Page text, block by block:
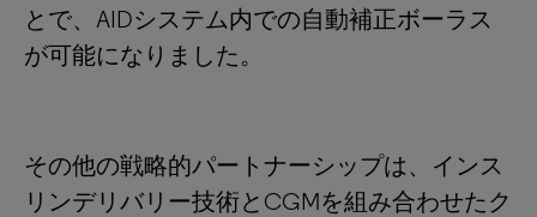
とで、AIDシステム内での自動補正ボーラス
が可能になりました。
その他の戦略的パートナーシップは、インス
リンデリバリー技術とCGMを組み合わせたク